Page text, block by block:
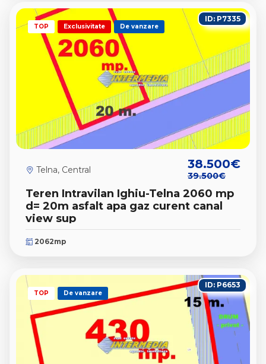
TOP Exclusivitate De vanzare
Teren Intravilan Ighiu-Telna 2060 mp
d= 20m asfalt apa gaz curent canal
view sup
Telna, Central 38.500€
39.500€
2062mp
ID: P7335
TOP De vanzare
ID: P6653